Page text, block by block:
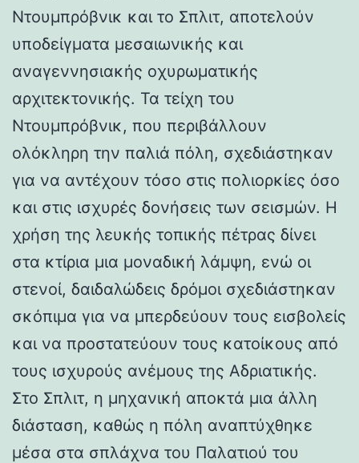
Ντουμπρόβνικ και το Σπλιτ, αποτελούν
υποδείγματα μεσαιωνικής και
αναγεννησιακής οχυρωματικής
αρχιτεκτονικής. Τα τείχη του
Ντουμπρόβνικ, που περιβάλλουν
ολόκληρη την παλιά πόλη, σχεδιάστηκαν
για να αντέχουν τόσο στις πολιορκίες όσο
και στις ισχυρές δονήσεις των σεισμών. Η
χρήση της λευκής τοπικής πέτρας δίνει
στα κτίρια μια μοναδική λάμψη, ενώ οι
στενοί, δαιδαλώδεις δρόμοι σχεδιάστηκαν
σκόπιμα για να μπερδεύουν τους εισβολείς
και να προστατεύουν τους κατοίκους από
τους ισχυρούς ανέμους της Αδριατικής.
Στο Σπλιτ, η μηχανική αποκτά μια άλλη
διάσταση, καθώς η πόλη αναπτύχθηκε
μέσα στα σπλάχνα του Παλατιού του